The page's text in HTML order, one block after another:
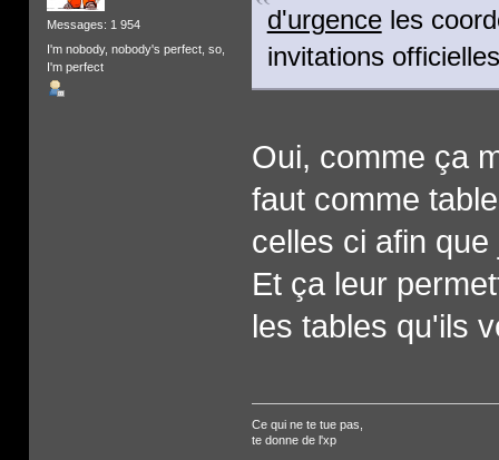
Messages: 1 954
I'm nobody, nobody's perfect, so,
I'm perfect
d'urgenceles
invitations
Oui, comme ça
faut comme
celles ci afin
Et ça leur
les tables qu'ils
Ce qui ne te tue pas,
te donne de l'xp